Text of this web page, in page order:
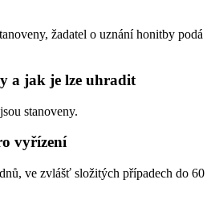
žadatel o uznání honitby podá
a jak je lze uhradit
stanoveny.
vyřízení
ve zvlášť složitých případech do 60